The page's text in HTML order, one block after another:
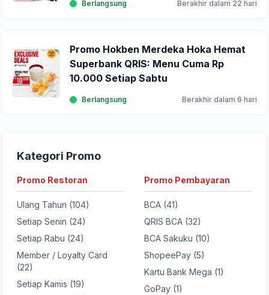
Berlangsung Berakhir dalam 22 hari
Promo Hokben Merdeka Hoka Hemat
Superbank QRIS: Menu Cuma Rp
10.000 Setiap Sabtu
Berlangsung Berakhir dalam 6 hari
Kategori Promo
Promo Restoran
Ulang Tahun (104)
Setiap Senin (24)
Setiap Rabu (24)
Member / Loyalty Card
(22)
Setiap Kamis (19)
Promo Pembayaran
BCA (41)
QRIS BCA (32)
BCA Sakuku (10)
ShopeePay (5)
Kartu Bank Mega (1)
GoPay (1)